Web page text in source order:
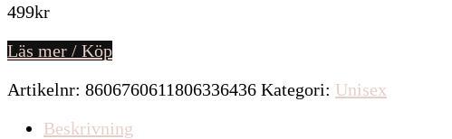
499kr
Läs mer / Köp
Artikelnr: 8606760611806336436 Kategori: Unisex
Beskrivning